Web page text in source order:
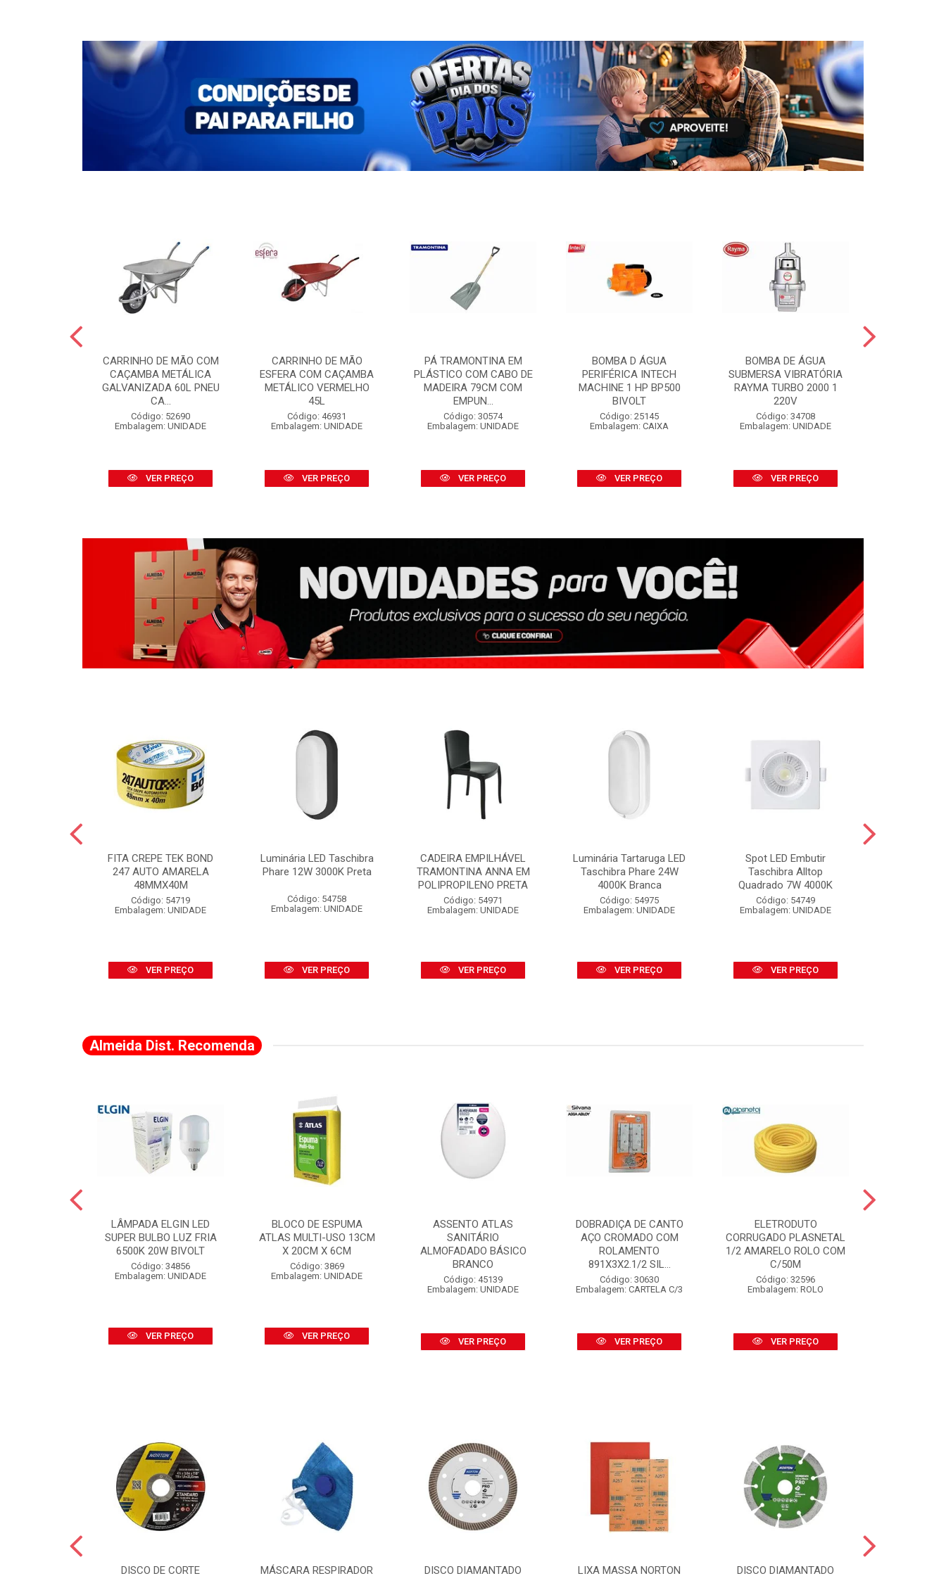
CARRINHO DE MÃO COM
CAÇAMBA METÁLICA
GALVANIZADA 60L PNEU
CA...
Código: 52690
Embalagem: UNIDADE
VER PREÇO
CARRINHO DE MÃO
ESFERA COM CAÇAMBA
METÁLICO VERMELHO
45L
Código: 46931
Embalagem: UNIDADE
VER PREÇO
PÁ TRAMONTINA EM
PLÁSTICO COM CABO DE
MADEIRA 79CM COM
EMPUN...
Código: 30574
Embalagem: UNIDADE
VER PREÇO
BOMBA D ÁGUA
PERIFÉRICA INTECH
MACHINE 1 HP BP500
BIVOLT
Código: 25145
Embalagem: CAIXA
VER PREÇO
BOMBA DE ÁGUA
SUBMERSA VIBRATÓRIA
RAYMA TURBO 2000 1
220V
Código: 34708
Embalagem: UNIDADE
VER PREÇO
FITA CREPE TEK BOND
247 AUTO AMARELA
48MMX40M
Código: 54719
Embalagem: UNIDADE
VER PREÇO
Luminária LED Taschibra
Phare 12W 3000K Preta
Código: 54758
Embalagem: UNIDADE
VER PREÇO
CADEIRA EMPILHÁVEL
TRAMONTINA ANNA EM
POLIPROPILENO PRETA
Código: 54971
Embalagem: UNIDADE
VER PREÇO
Luminária Tartaruga LED
Taschibra Phare 24W
4000K Branca
Código: 54975
Embalagem: UNIDADE
VER PREÇO
Spot LED Embutir
Taschibra Alltop
Quadrado 7W 4000K
Código: 54749
Embalagem: UNIDADE
VER PREÇO
Almeida Dist. Recomenda
LÂMPADA ELGIN LED
SUPER BULBO LUZ FRIA
6500K 20W BIVOLT
Código: 34856
Embalagem: UNIDADE
VER PREÇO
BLOCO DE ESPUMA
ATLAS MULTI-USO 13CM
X 20CM X 6CM
Código: 3869
Embalagem: UNIDADE
VER PREÇO
ASSENTO ATLAS
SANITÁRIO
ALMOFADADO BÁSICO
BRANCO
Código: 45139
Embalagem: UNIDADE
VER PREÇO
DOBRADIÇA DE CANTO
AÇO CROMADO COM
ROLAMENTO
891X3X2.1/2 SIL...
Código: 30630
Embalagem: CARTELA C/3
VER PREÇO
ELETRODUTO
CORRUGADO PLASNETAL
1/2 AMARELO ROLO COM
C/50M
Código: 32596
Embalagem: ROLO
VER PREÇO
DISCO DE CORTE MÁSCARA RESPIRADOR DISCO DIAMANTADO LIXA MASSA NORTON DISCO DIAMANTADO